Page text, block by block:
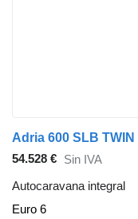
Adria 600 SLB
54.528 € Sin IVA
Autocaravana integral
Euro 6